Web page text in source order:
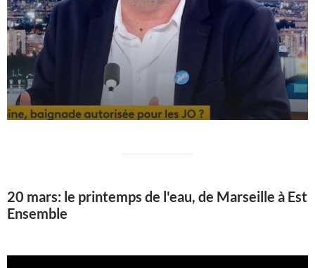
20 mars: le printemps de l'eau, de Marseille à Est
Ensemble